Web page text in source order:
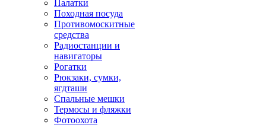
Палатки
Походная посуда
Противомоскитные
средства
Радиостанции и
навигаторы
Рогатки
Рюкзаки, сумки,
ягдташи
Спальные мешки
Термосы и фляжки
Фотоохота